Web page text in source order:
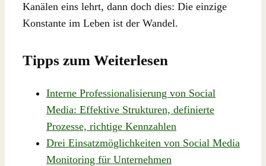
Kanälen eins lehrt, dann doch dies: Die einzige
Konstante im Leben ist der Wandel.
Tipps zum Weiterlesen
Interne Professionalisierung von Social
Media: Effektive Strukturen, definierte
Prozesse, richtige Kennzahlen
Drei Einsatzmöglichkeiten von Social Media
Monitoring für Unternehmen